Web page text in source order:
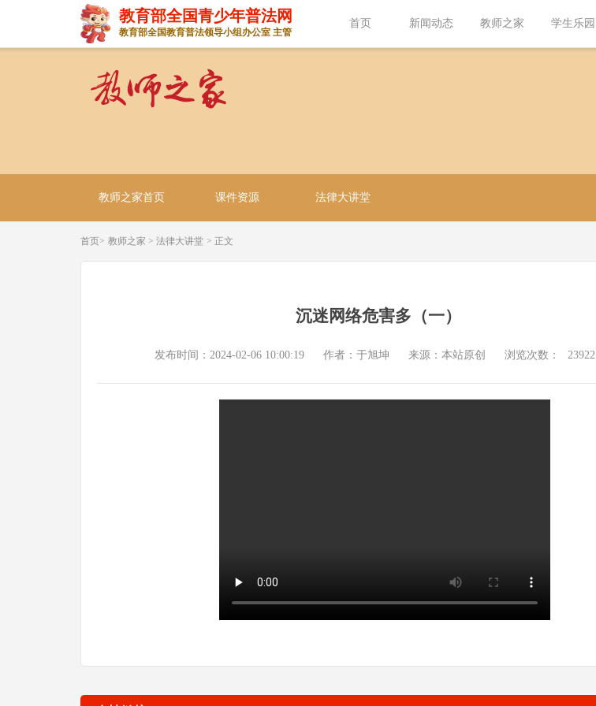
教育部全国青少年普法网
教育部全国教育普法领导小组办公室 主管
首页 新闻动态 教师之家 学生乐园
教师之家首页 课件资源 法律大讲堂
首页> 教师之家 > 法律大讲堂 > 正文
沉迷网络危害多（一）
发布时间：2024-02-06 10:00:19 作者：于旭坤 来源：本站原创 浏览次数： 23922